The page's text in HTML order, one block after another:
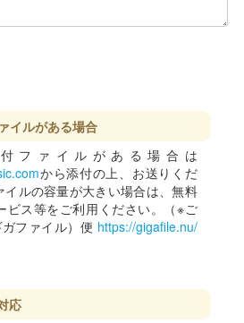
イルがある場合
ファイルがある場合は
から添付の上、お送りくだ
イルの容量が大きい場合は、無料
ビス等をご利用ください。（※ご
ファイル）便 https://gigafile.nu/
応